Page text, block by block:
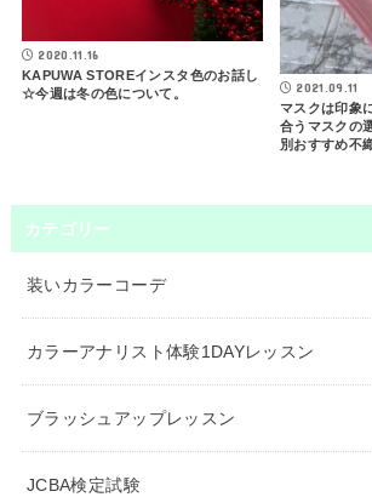
2020.11.16
KAPUWA STOREインスタ色のお話し
☆今週は冬の色について。
2021.09.11
マスクは印象
合うマスクの
別おすすめ不
カテゴリー
装いカラーコーデ
カラーアナリスト体験1DAYレッスン
ブラッシュアップレッスン
JCBA検定試験